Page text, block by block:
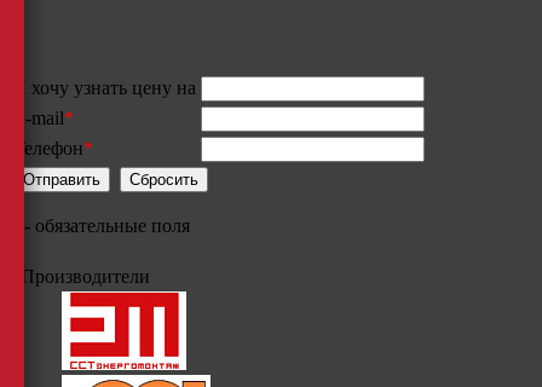
Я хочу узнать цену на
E-mail*
Телефон*
- обязательные поля
Производители